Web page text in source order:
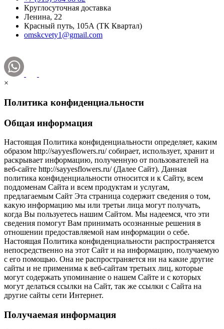
Круглосуточная доставка
Ленина, 22
Красный путь, 105А (ТК Квартал)
omskcvety1@gmail.com
×
Политика конфиденциальности
Общая информация
Настоящая Политика конфиденциальности определяет, каким
образом http://sayyesflowers.ru/ собирает, использует, хранит и
раскрывает информацию, полученную от пользователей на
веб-сайте http://sayyesflowers.ru/ (Далее Cайт). Данная
политика конфиденциальности относится и к Сайту, всем
поддоменам Сайта и всем продуктам и услугам,
предлагаемым Сайт Эта страница содержит сведения о том,
какую информацию мы или третьи лица могут получать,
когда Вы пользуетесь нашим Сайтом. Мы надеемся, что эти
сведения помогут Вам принимать осознанные решения в
отношении предоставляемой нам информации о себе.
Настоящая Политика конфиденциальности распространяется
непосредственно на этот Сайт и на информацию, получаемую
с его помощью. Она не распространяется ни на какие другие
сайты и не применима к веб-сайтам третьих лиц, которые
могут содержать упоминание о нашем Сайте и с которых
могут делаться ссылки на Сайт, так же ссылки с Сайта на
другие сайты сети Интернет.
Получаемая информация